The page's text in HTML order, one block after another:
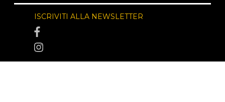
ISCRIVITI ALLA NEWSLETTER